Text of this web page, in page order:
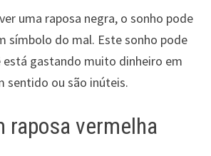
uma raposa negra, o sonho pode
símbolo do mal. Este sonho pode
gastando muito dinheiro em
sentido ou são inúteis.
raposa vermelha